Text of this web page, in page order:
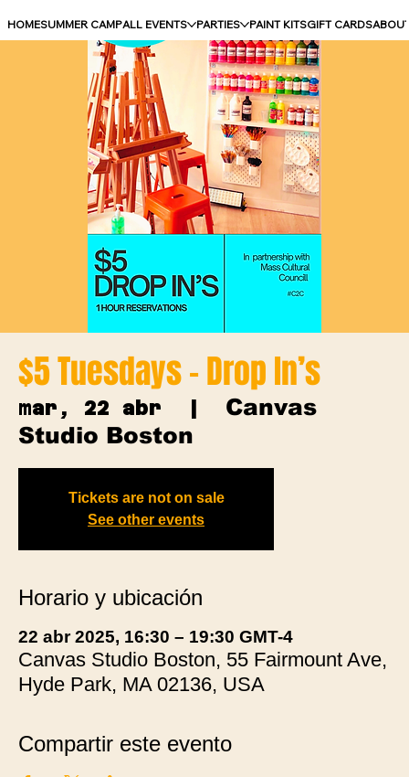
HOMESUMMER CAMPALL EVENTS PARTIES PAINT KITSGIFT CARDS
$5 Tuesdays - Drop In’s
mar, 22 abr
  |
Canvas
Studio Boston
Tickets are not on sale
See other events
Horario y ubicación
22 abr 2025, 16:30 – 19:30 GMT-4
Canvas Studio Boston, 55 Fairmount Ave,
Hyde Park, MA 02136, USA
Compartir este evento